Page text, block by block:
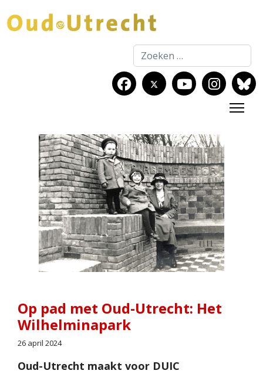
Zoeken
Op pad met Oud-Utrecht: Het
Wilhelminapark
26 april 2024
Oud-Utrecht maakt voor DUIC